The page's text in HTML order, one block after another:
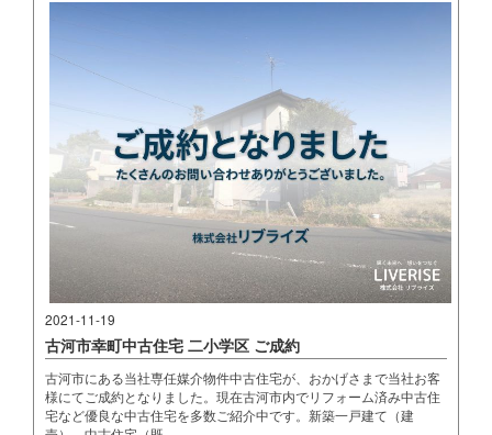
2021-11-19
古河市幸町中古住宅 二小学区 ご成約
古河市にある当社専任媒介物件中古住宅が、おかげさまで当社お客
様にてご成約となりました。現在古河市内でリフォーム済み中古住
宅など優良な中古住宅を多数ご紹介中です。新築一戸建て（建